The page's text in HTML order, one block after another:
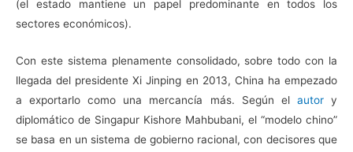
(el estado mantiene un papel predominante en todos los
sectores económicos).
Con este sistema plenamente consolidado, sobre todo con la
llegada del presidente Xi Jinping en 2013, China ha empezado
a exportarlo como una mercancía más. Según el autory
diplomático de Singapur Kishore Mahbubani, el “modelo chino”
se basa en un sistema de gobierno racional, con decisores que